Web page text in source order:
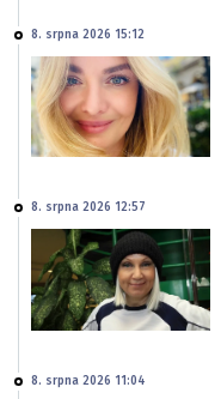
8. srpna 2026 15:12
8. srpna 2026 12:57
8. srpna 2026 11:04